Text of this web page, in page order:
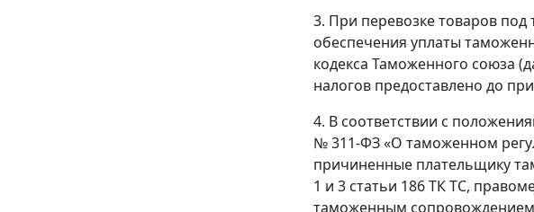
3. При перевозке товаров
обеспечения уплаты
кодекса Таможенного союза
налогов предоставлено до
4. В соответствии с
№ 311-ФЗ «О таможенном
причиненные плательщику
1 и 3 статьи 186 ТК ТС,
таможенным